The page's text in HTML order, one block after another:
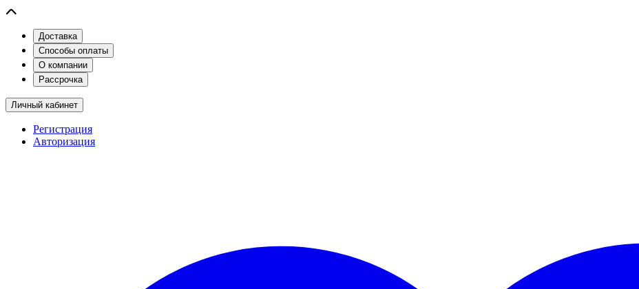
Доставка
Способы оплаты
О компании
Рассрочка
Личный кабинет
Регистрация
Авторизация